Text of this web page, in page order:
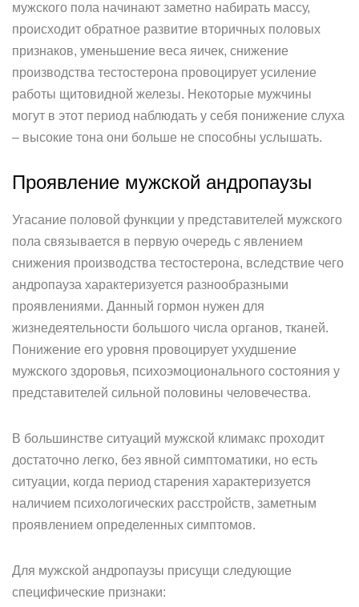
мужского пола начинают заметно набирать массу,
происходит обратное развитие вторичных половых
признаков, уменьшение веса яичек, снижение
производства тестостерона провоцирует усиление
работы щитовидной железы. Некоторые мужчины
могут в этот период наблюдать у себя понижение слуха
– высокие тона они больше не способны услышать.
Проявление мужской андропаузы
Угасание половой функции у представителей мужского
пола связывается в первую очередь с явлением
снижения производства тестостерона, вследствие чего
андропауза характеризуется разнообразными
проявлениями. Данный гормон нужен для
жизнедеятельности большого числа органов, тканей.
Понижение его уровня провоцирует ухудшение
мужского здоровья, психоэмоционального состояния у
представителей сильной половины человечества.
В большинстве ситуаций мужской климакс проходит
достаточно легко, без явной симптоматики, но есть
ситуации, когда период старения характеризуется
наличием психологических расстройств, заметным
проявлением определенных симптомов.
Для мужской андропаузы присущи следующие
специфические признаки: